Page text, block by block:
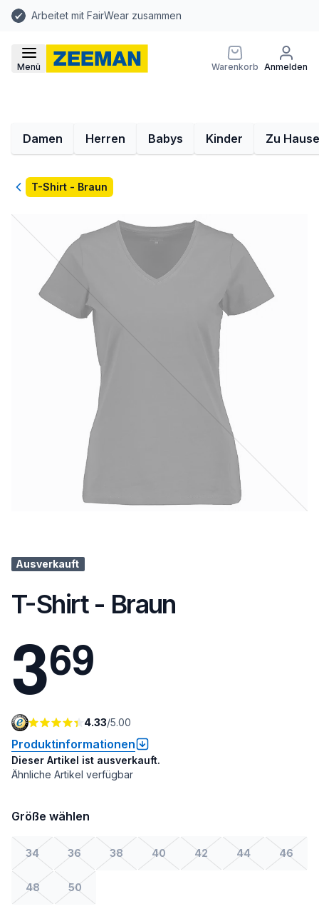
Arbeitet mit FairWear zusammen
Menü Warenkorb Anmelden
Damen Herren Babys Kinder Zu Hause
ZurückT-Shirt - Braun
Ausverkauft
T-Shirt - Braun
369
4.33/5.00
Produktinformationen
Dieser Artikel ist ausverkauft.
Ähnliche Artikel verfügbar
Größe wählen
34 36 38 40 42 44 46
48 50